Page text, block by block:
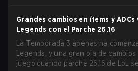
Grandes cambios en ítems y
Legends con el Parche 26.16
La Temporada 3 apenas ha
Legends, y una gran ola de
juego cuando parche 26.16 de LoL